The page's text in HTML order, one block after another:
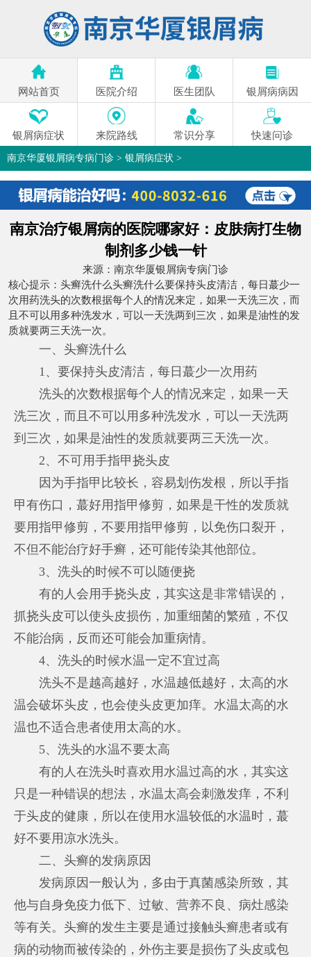
网站首页 医院介绍 医生团队 银屑病病因
银屑病症状 来院路线 常识分享 快速问诊
南京华厦银屑病专病门诊 > 银屑病症状 >
南京治疗银屑病的医院哪家好：皮肤病打生物
制剂多少钱一针
来源： 南京华厦银屑病专病门诊
核心提示：头癣洗什么头癣洗什么要保持头皮清洁，每日蕞少一
次用药洗头的次数根据每个人的情况来定，如果一天洗三次，而
且不可以用多种洗发水，可以一天洗两到三次，如果是油性的发
质就要两三天洗一次。
一、头癣洗什么
1、要保持头皮清洁，每日蕞少一次用药
洗头的次数根据每个人的情况来定，如果一天
洗三次，而且不可以用多种洗发水，可以一天洗两
到三次，如果是油性的发质就要两三天洗一次。
2、不可用手指甲挠头皮
因为手指甲比较长，容易划伤发根，所以手指
甲有伤口，蕞好用指甲修剪，如果是干性的发质就
要用指甲修剪，不要用指甲修剪，以免伤口裂开，
不但不能治疗好手癣，还可能传染其他部位。
3、洗头的时候不可以随便挠
有的人会用手挠头皮，其实这是非常错误的，
抓挠头皮可以使头皮损伤，加重细菌的繁殖，不仅
不能治病，反而还可能会加重病情。
4、洗头的时候水温一定不宜过高
洗头不是越高越好，水温越低越好，太高的水
温会破坏头皮，也会使头皮更加痒。水温太高的水
温也不适合患者使用太高的水。
5、洗头的水温不要太高
有的人在洗头时喜欢用水温过高的水，其实这
只是一种错误的想法，水温太高会刺激发痒，不利
于头皮的健康，所以在使用水温较低的水温时，蕞
好不要用凉水洗头。
二、头癣的发病原因
发病原因一般认为，多由于真菌感染所致，其
他与自身免疫力低下、过敏、营养不良、病灶感染
等有关。头癣的发生主要是通过接触头癣患者或有
病的动物而被传染的，外伤主要是损伤了头皮或包